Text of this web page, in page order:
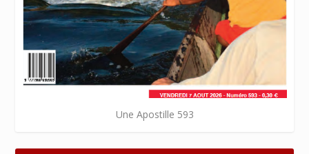
Une Apostille 593